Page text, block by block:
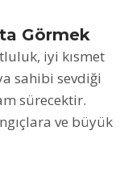
Görmek
iyi kısmet
sahibi sevdiği
sürecektir.
ve büyük